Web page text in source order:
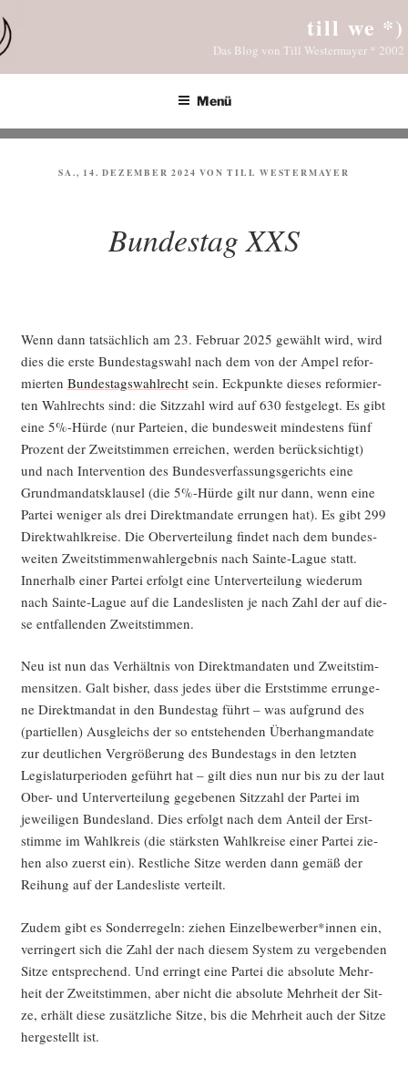
Inhalt
springen
till we *)
Das Blog von Till Westermayer * 2002
Menü
VERÖFFENTLICHT
SA., 14. DEZEMBER 2024 VONTILL WESTERMAYER
Bundestag XXS
Wenn dann tat­säch­lich am 23. Febru­ar 2025 gewählt wird, wird
dies die ers­te Bun­des­tags­wahl nach dem von der Ampel refor­
mier­ten Bun­des­tags­wahl­rechtsein. Eck­punk­te die­ses refor­mier­
ten Wahl­rechts sind: die Sitz­zahl wird auf 630 fest­ge­legt. Es gibt
eine 5%-Hürde (nur Par­tei­en, die bun­des­weit min­des­tens fünf
Pro­zent der Zweit­stim­men errei­chen, wer­den berück­sich­tigt)
und nach Inter­ven­ti­on des Bun­des­ver­fas­sungs­ge­richts eine
Grund­man­dats­klau­sel (die 5%-Hürde gilt nur dann, wenn eine
Par­tei weni­ger als drei Direkt­man­da­te errun­gen hat). Es gibt 299
Direkt­wahl­krei­se. Die Ober­ver­tei­lung fin­det nach dem bun­des­
wei­ten Zweit­stim­men­wahl­er­geb­nis nach Sain­te-Lague statt.
Inner­halb einer Par­tei erfolgt eine Unter­ver­tei­lung wie­der­um
nach Sain­te-Lague auf die Lan­des­lis­ten je nach Zahl der auf die­
se ent­fal­len­den Zweitstimmen.
Neu ist nun das Ver­hält­nis von Direkt­man­da­ten und Zweit­stim­
men­sit­zen. Galt bis­her, dass jedes über die Erst­stim­me errun­ge­
ne Direkt­man­dat in den Bun­des­tag führt – was auf­grund des
(par­ti­el­len) Aus­gleichs der so ent­ste­hen­den Über­hang­man­da­te
zur deut­li­chen Ver­grö­ße­rung des Bun­des­tags in den letz­ten
Legis­la­tur­pe­ri­oden geführt hat – gilt dies nun nur bis zu der laut
Ober- und Unter­ver­tei­lung gege­be­nen Sitz­zahl der Par­tei im
jewei­li­gen Bun­des­land. Dies erfolgt nach dem Anteil der Erst­
stim­me im Wahl­kreis (die stärks­ten Wahl­krei­se einer Par­tei zie­
hen also zuerst ein). Rest­li­che Sit­ze wer­den dann gemäß der
Rei­hung auf der Lan­des­lis­te verteilt.
Zudem gibt es Son­der­re­geln: zie­hen Einzelbewerber*innen ein,
ver­rin­gert sich die Zahl der nach die­sem Sys­tem zu ver­ge­ben­den
Sit­ze ent­spre­chend. Und erringt eine Par­tei die abso­lu­te Mehr­
heit der Zweit­stim­men, aber nicht die abso­lu­te Mehr­heit der Sit­
ze, erhält die­se zusätz­li­che Sit­ze, bis die Mehr­heit auch der Sit­ze
her­ge­stellt ist.